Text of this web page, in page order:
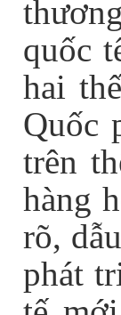
quốc
hai
Quốc
trên
hàng
rõ,
phát